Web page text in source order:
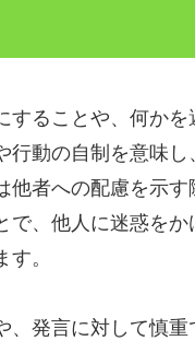
することや、何か
動の自制を意味
者への配慮を示
、他人に迷惑を
。
発言に対して慎重